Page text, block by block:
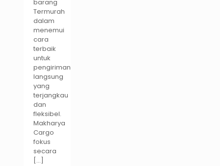
barang
Termurah
dalam
menemui
cara
terbaik
untuk
pengiriman
langsung
yang
terjangkau
dan
fleksibel.
Makharya
Cargo
fokus
secara
[…]